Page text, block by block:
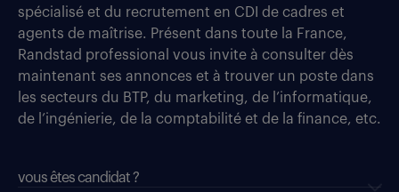
spécialisé et du recrutement en CDI de cadres et
agents de maîtrise. Présent dans toute la France,
Randstad professional vous invite à consulter dès
maintenant ses annonces et à trouver un poste dans
les secteurs du BTP, du marketing, de l’informatique,
de l’ingénierie, de la comptabilité et de la finance, etc.
vous êtes candidat ?